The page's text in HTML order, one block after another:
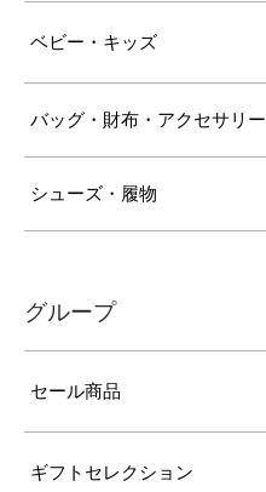
ベビー・キッズ
バッグ・財布・アクセサリー
シューズ・履物
グループ
セール商品
ギフトセレクション